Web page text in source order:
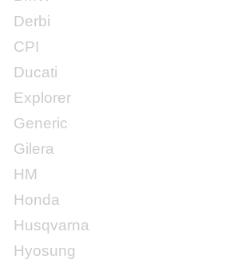
Derbi
CPI
Ducati
Explorer
Generic
Gilera
HM
Honda
Husqvarna
Hyosung